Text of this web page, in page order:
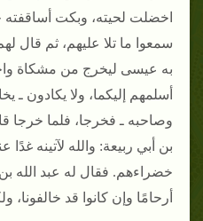
اخضلت لحيته، وبكت
سمعوا ما تلا عليهم، ثم قال
به عيسى ليخرج من مشكاة
أسلمهم إليكما، ولا يكادون
وصاحبه ـ فخرجا، فلما خرجا
بن أبي ربيعة‏:‏ والله لآتينه
خضراءهم‏.‏ فقال له عبد الله
أرحامًا وإن كانوا قد